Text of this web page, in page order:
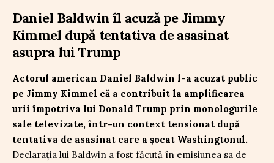
Daniel Baldwin îl acuză pe Jimmy
Kimmel după tentativa de asasinat
asupra lui Trump
Actorul american Daniel Baldwin l-a acuzat public
pe Jimmy Kimmel că a contribuit la amplificarea
urii împotriva lui Donald Trump prin monologurile
sale televizate, într-un context tensionat după
tentativa de asasinat care a șocat Washingtonul.
Declarația lui Baldwin a fost făcută în emisiunea sa de